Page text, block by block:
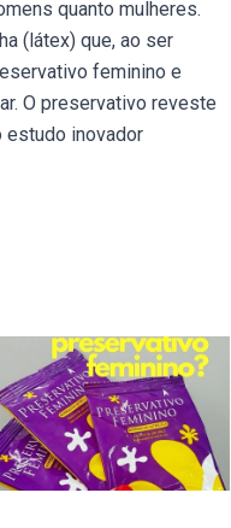
quanto mulheres.
(látex) que, ao ser
feminino e
O preservativo reveste
estudo inovador